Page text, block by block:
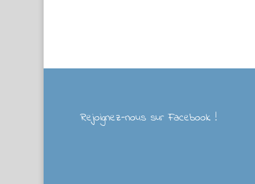
Rejoignez-nous sur Facebook !